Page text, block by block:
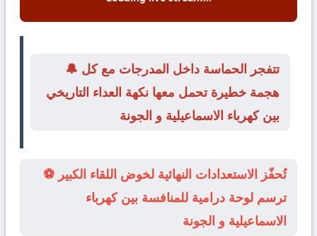
🔔 تتفجر الحماسة داخل المدرجات مع كل
هجمة خطيرة تحمل معها نكهة العداء التاريخي
بين كهرباء الاسماعيلية و الجونة
⚽ تُحفّز الاستعدادات النهائية لخوض اللقاء الكبير
ترسم لوحة درامية للمنافسة بين كهرباء
الاسماعيلية و الجونة